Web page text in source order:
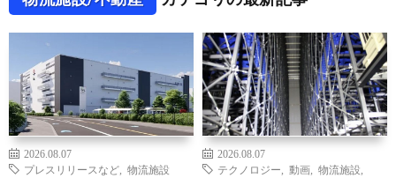
2026.08.07
プレスリリースなど
物流施設
2026.08.07
テクノロジー
動画 物流施設